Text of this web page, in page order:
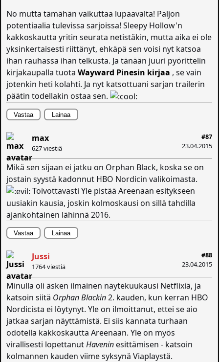
No mutta tämähän vaikuttaa lupaavalta! Paljon
potentiaalia tulevissa sarjoissa! Sleepy Hollow'n
kakkoskautta yritin seurata netistäkin, mutta aika ei ole
yksinkertaisesti riittänyt, ehkäpä sen voisi nyt katsoa
ihan rauhassa ihan telkusta. Ja tänään juuri pyörittelin
kirjakaupalla tuotaWayward Pinesin kirjaa , se vain
jotenkin heti kolahti. Ja nyt katsottuani sarjan trailerin
päätin todellakin ostaa sen.
Vastaa Lainaa
#87
23.04.2015
max
627 viestiä
Mikä sen sijaan ei jatku on Orphan Black, koska se on
jostain syystä kadonnut HBO Nordicin valikoimasta.
Toivottavasti Yle pistää Areenaan esitykseen
uusiakin kausia, joskin kolmoskausi on sillä tahdilla
ajankohtainen lähinnä 2016.
Vastaa Lainaa
#88
23.04.2015
Jussi
1764 viestiä
Minulla oli äsken ilmainen näytekuukausi Netflixiä, ja
katsoin siitä Orphan Blackin2. kauden, kun kerran HBO
Nordicista ei löytynyt. Yle on ilmoittanut, ettei se aio
jatkaa sarjan näyttämistä. Ei siis kannata turhaan
odotella kakkoskautta Areenaan. Yle on myös
virallisesti lopettanutHaveninesittämisen - katsoin
kolmannen kauden viime syksynä Viaplaystä.